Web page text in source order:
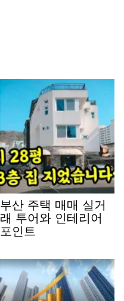
부산 주택 매매 실거
래 투어와 인테리어
포인트